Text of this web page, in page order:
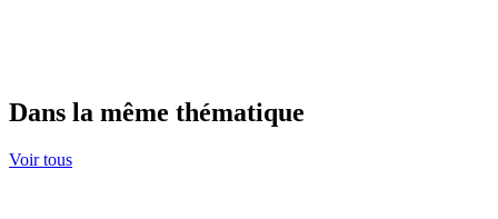
Dans la même thématique
Voir tous